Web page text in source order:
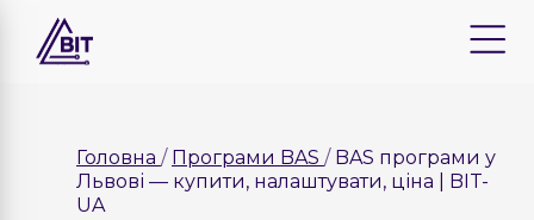
Головна Програми BAS
BAS програми у
Львові — купити, налаштувати, ціна | BIT-
UA